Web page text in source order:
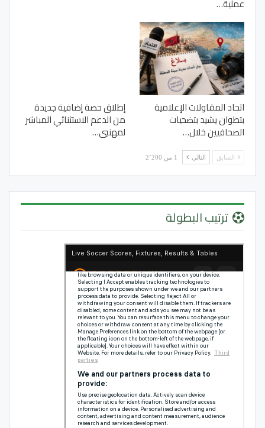
عملية…
اتحاد المقاولات الإعلامية
بتطوان يشيد بتضحيات
الصحافيين خلال…
إطلاق حصة إضافية جديدة
من الدعم الاستثنائي المباشر
لمهنيي…
السابق التالي 1 من 2٬200
ترتيب البطولة